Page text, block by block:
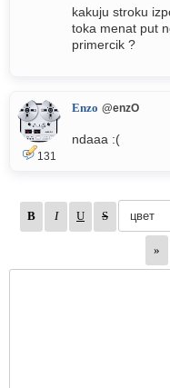
kakuju stroku
toka menat put
primercik ?
131
Enzo @enzO
ndaaa :(